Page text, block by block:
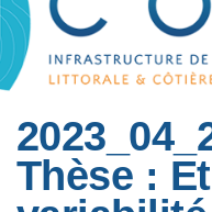
Thèse :